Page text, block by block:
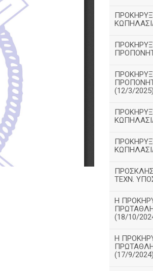
(12/3/2025)
ΤΕΧΝ.
Η
(18/10/
Η
(17/9/2024)